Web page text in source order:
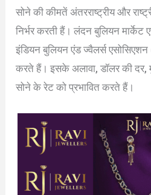
सोने की कीमतें अंतरराष्ट्रीय और
निर्भर करती हैं। लंदन बुलियन
इंडियन बुलियन एंड ज्वैलर्स
करते हैं। इसके अलावा, डॉलर की दर,
सोने के रेट को प्रभावित करते हैं।